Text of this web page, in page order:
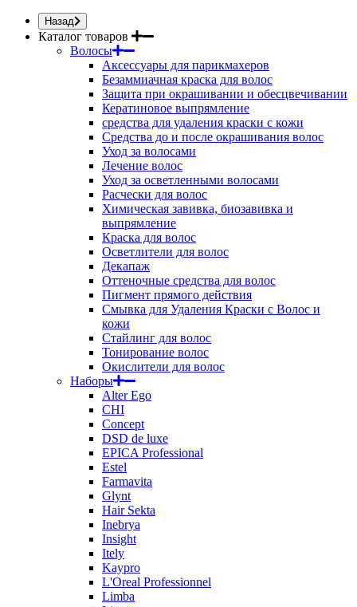
Назад
Каталог товаров
Волосы
Аксессуары для парикмахеров
Безаммиачная краска для волос
Защита при окрашивании и обесцвечивании
Кератиновое выпрямление
средства для удаления краски с кожи
Средства до и после окрашивания волос
Уход за волосами
Лечение волос
Уход за осветленными волосами
Расчески для волос
Химическая завивка, биозавивка и
выпрямление
Краска для волос
Осветлители для волос
Декапаж
Оттеночные средства для волос
Пигмент прямого действия
Смывка для Удаления Краски с Волос и
кожи
Стайлинг для волос
Тонирование волос
Окислители для волос
Наборы
Alter Ego
CHI
Concept
DSD de luxe
EPICA Professional
Estel
Farmavita
Glynt
Hair Sekta
Inebrya
Insight
Itely
Kaypro
L'Oreal Professionnel
Limba